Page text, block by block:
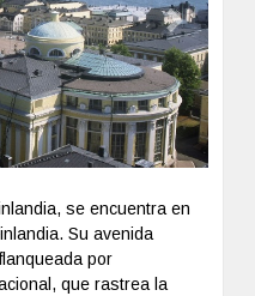
galería de arte más larga
Next
se encuentra en
Su avenida
por
que rastrea la